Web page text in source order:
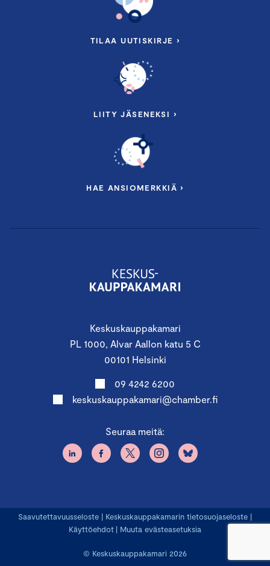
Keskuskauppakamari
PL 1000, Alvar Aallon katu 5 C
00101 Helsinki
09 4242 6200
keskuskauppakamari@chamber.fi
Seuraa meitä:
TILAA UUTISKIRJE ›
LIITY JÄSENEKSI ›
HAE ANSIOMERKKIÄ ›
© Keskuskauppakamari 2026
Saavutettavuusseloste | Keskuskauppakamarin tietosuojaseloste |
Käyttöehdot | Muuta evästeasetuksia